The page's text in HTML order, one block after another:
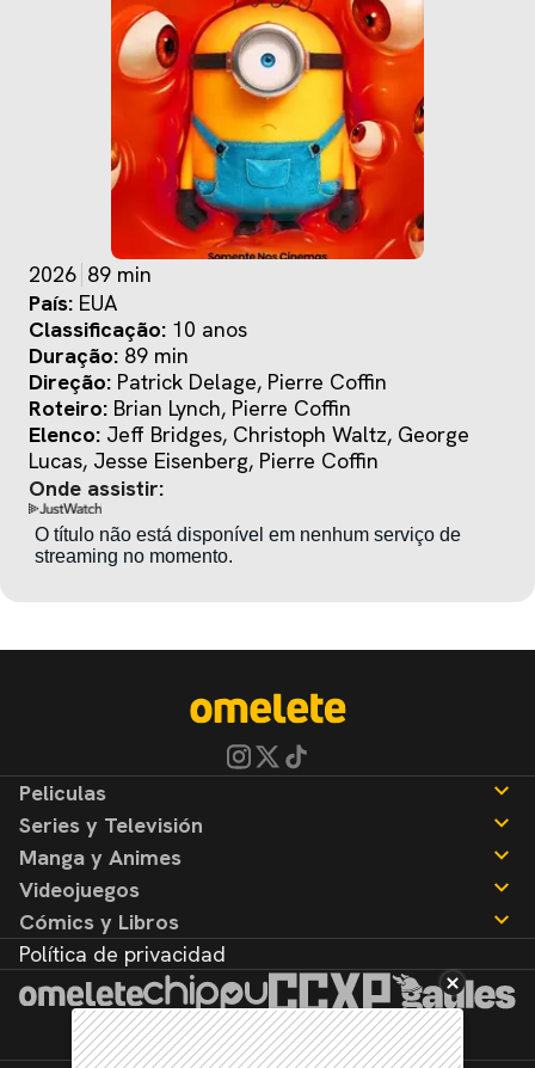
2026 89 min
País: EUA
Classificação: 10 anos
Duração: 89 min
Direção:
Patrick Delage, Pierre Coffin
Roteiro:
Brian Lynch, Pierre Coffin
Elenco: Jeff Bridges, Christoph Waltz, George
Lucas, Jesse Eisenberg, Pierre Coffin
Onde assistir:
Peliculas
Noticias
Reseñas
Series y Televisión
Noticias
Reseñas
Manga y Animes
Noticias
Reseñas
Videojuegos
Noticias
Reseñas
Cómics y Libros
Noticias
Reseñas
Política de privacidad